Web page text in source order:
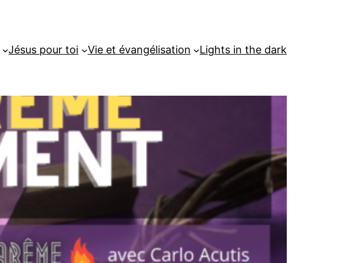
Jésus pour toi Vie et évangélisation Lights in the dark